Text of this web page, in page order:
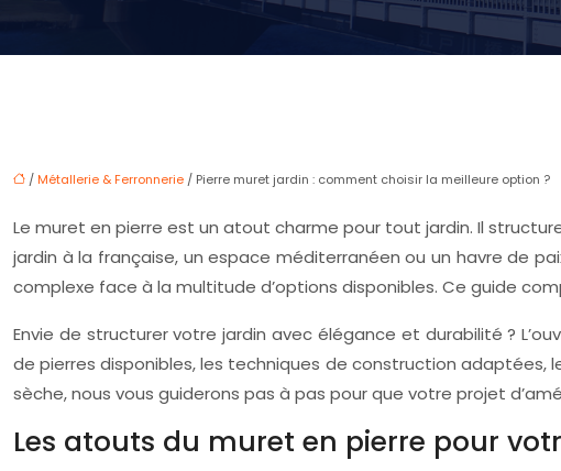
/ Métallerie & Ferronnerie / Pierre muret jardin : comment choisir la meilleure option ?
Le muret en pierre est un atout charme pour tout jardin. Il
jardin à la française, un espace méditerranéen ou un havre de
complexe face à la multitude d’options disponibles. Ce guide
Envie de structurer votre jardin avec élégance et durabilité ?
de pierres disponibles, les techniques de construction adaptées,
sèche, nous vous guiderons pas à pas pour que votre projet
Les atouts du muret en pierre pour